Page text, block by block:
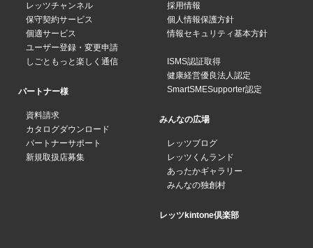
レッツチャンネル
保守契約サービス
個適サービス
ユーザー登録・変更申請
しごともっと楽しく通信
パートナー様
資料請求
カタログダウンロード
パートナーサポート
新規取扱店募集
採用情報
個人情報保護方針
情報セキュリティ基本方針
ISMS認証取得
健康経営優良法人認定
SmartSMESupporter認定
みんなの広場
レッツブログ
レッツくんランド
あったかギャラリー
みんなの独創村
レッツkintone倶楽部